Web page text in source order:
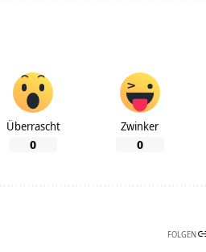
Überrascht
0
Zwinker
0
FOLGEN